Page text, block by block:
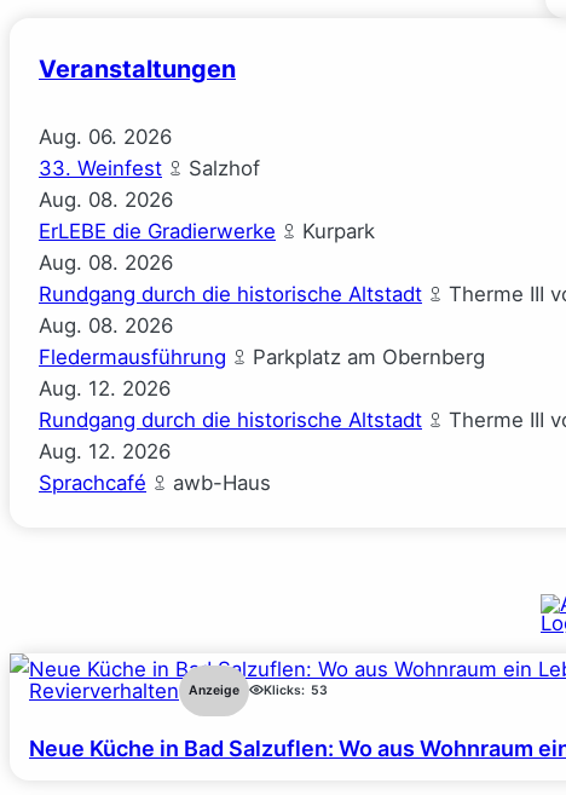
Veranstaltungen
Aug. 06. 2026
33. Weinfest
Salzhof
Aug. 08. 2026
ErLEBE die Gradierwerke
Kurpark
Aug. 08. 2026
Rundgang durch die historische Altstadt
Therme III
Aug. 08. 2026
Fledermausführung
Parkplatz am Obernberg
Aug. 12. 2026
Rundgang durch die historische Altstadt
Therme III
Aug. 12. 2026
Sprachcafé
awb-Haus
Revierverhalten Anzeige Klicks: 53
Neue Küche in Bad Salzuflen: Wo aus Wohnraum